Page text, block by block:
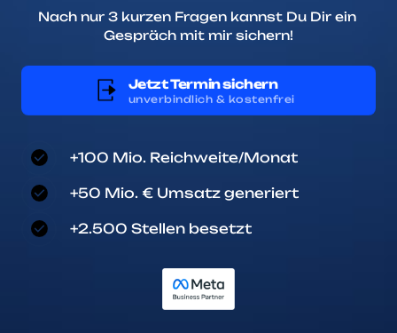
Nach nur 3 kurzen Fragen kannst Du Dir ein
Gespräch mit mir sichern!
Jetzt Termin sichern
unverbindlich & kostenfrei
+100 Mio. Reichweite/Monat
+50 Mio. € Umsatz generiert
+2.500 Stellen besetzt